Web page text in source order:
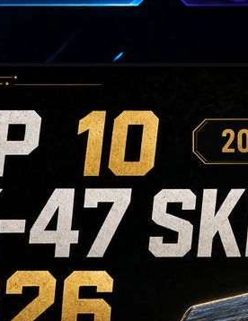
2026
가 있는 상위 10개 AK-47 스킨:
터급 추천까지
있는 상위 10개의 AK-47 스킨을 만나
의 선택부터 하이엔드 컬렉터용 아이
이드는 스타일, 가격대, 마모 정도, 시
여 CS2 플레이어가 자신의 인벤토리
킨을 선택할 수 있도록 도와드립니다.